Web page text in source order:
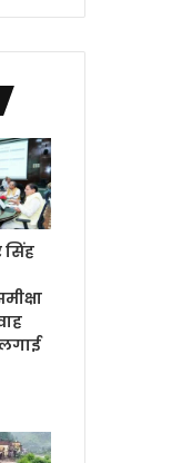
सिंह